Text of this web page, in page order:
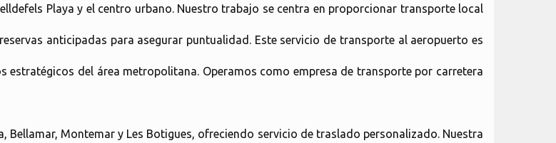
Playa y el centro urbano. Nuestro trabajo se centra en proporcionar transporte local
anticipadas para asegurar puntualidad. Este servicio de transporte al aeropuerto es
del área metropolitana. Operamos como empresa de transporte por carretera
Bellamar, Montemar y Les Botigues, ofreciendo servicio de traslado personalizado. Nuestra